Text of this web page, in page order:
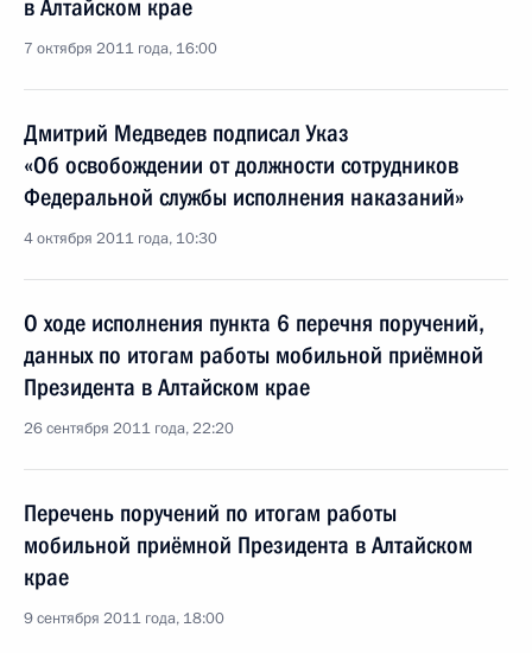
в Алтайском крае
7 октября 2011 года, 16:00
Дмитрий Медведев подписал Указ
«Об освобождении от должности сотрудников
Федеральной службы исполнения наказаний»
4 октября 2011 года, 10:30
О ходе исполнения пункта 6 перечня поручений,
данных по итогам работы мобильной приёмной
Президента в Алтайском крае
26 сентября 2011 года, 22:20
Перечень поручений по итогам работы
мобильной приёмной Президента в Алтайском
крае
9 сентября 2011 года, 18:00